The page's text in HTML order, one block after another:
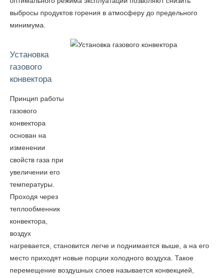
выбросы продуктов горения в атмосферу до предельного
минимума.
Установка
газового
конвектора
Принцип работы
газового
конвектора
основан на
изменении
свойств газа при
увеличении его
температуры.
Проходя через
теплообменник
конвектора,
воздух
нагревается, становится легче и поднимается выше, а на его
место приходят новые порции холодного воздуха. Такое
перемещение воздушных слоев называется конвекцией,